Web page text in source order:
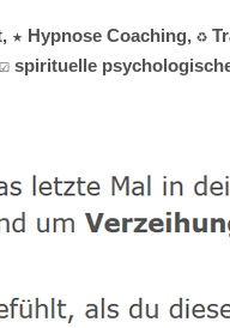
★ Hypnose Coaching, ♻
spirituelle